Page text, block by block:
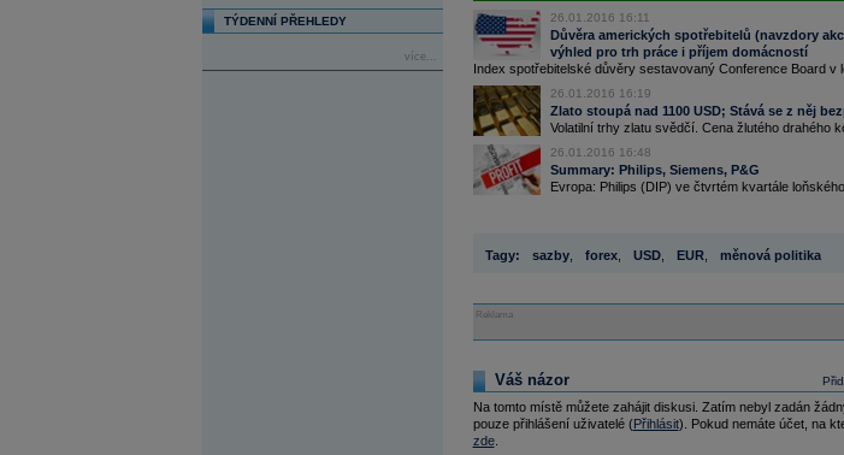
TÝDENNÍ PŘEHLEDY
více...
26.01.2016 16:11
Důvěra amerických spotřebitelů (navzdory
výhled pro trh práce i příjem domácností
Index spotřebitelské důvěry sestavovaný Conference Board v
26.01.2016 16:19
Zlato stoupá nad 1100 USD; Stává se z něj
Volatilní trhy zlatu svědčí. Cena žlutého drahého
26.01.2016 16:48
Summary: Philips, Siemens, P&G
Evropa: Philips (DIP) ve čtvrtém kvartále
Tagy: sazby, forex, USD, EUR, měnová politika
Reklama
Váš názor
Na tomto místě můžete zahájit diskusi. Zatím nebyl zadán
pouze přihlášení uživatelé (Přihlásit). Pokud nemáte účet, na
zde.